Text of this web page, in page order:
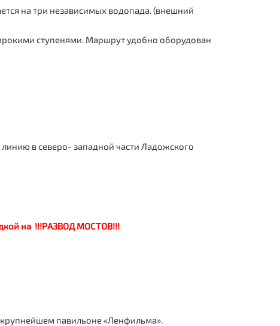
на три независимых водопада. (внешний
ступенями. Маршрут удобно оборудован
в северо- западной части Ладожского
на !!!РАЗВОД МОСТОВ!!!
павильоне «Ленфильма».